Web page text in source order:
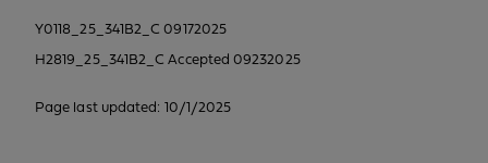
Y0118_25_341B2_C 09172025
H2819_25_341B2_C Accepted 09232025
Page last updated: 10/1/2025